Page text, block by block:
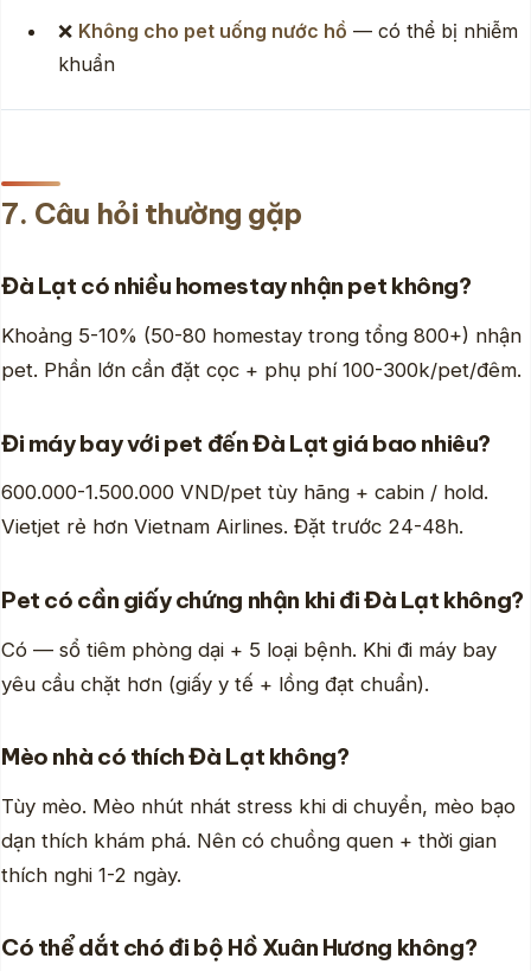
❌ Không cho pet uống nước hồ — có thể bị nhiễm
khuẩn
7. Câu hỏi thường gặp
Đà Lạt có nhiều homestay nhận pet không?
Khoảng 5-10% (50-80 homestay trong tổng 800+) nhận
pet. Phần lớn cần đặt cọc + phụ phí 100-300k/pet/đêm.
Đi máy bay với pet đến Đà Lạt giá bao nhiêu?
600.000-1.500.000 VND/pet tùy hãng + cabin / hold.
Vietjet rẻ hơn Vietnam Airlines. Đặt trước 24-48h.
Pet có cần giấy chứng nhận khi đi Đà Lạt không?
Có — sổ tiêm phòng dại + 5 loại bệnh. Khi đi máy bay
yêu cầu chặt hơn (giấy y tế + lồng đạt chuẩn).
Mèo nhà có thích Đà Lạt không?
Tùy mèo. Mèo nhút nhát stress khi di chuyển, mèo bạo
dạn thích khám phá. Nên có chuồng quen + thời gian
thích nghi 1-2 ngày.
Có thể dắt chó đi bộ Hồ Xuân Hương không?